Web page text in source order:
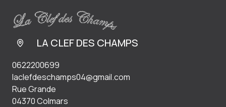
LA CLEF DES CHAMPS
0622200699
laclefdeschamps04@gmail.com
Rue Grande
04370 Colmars